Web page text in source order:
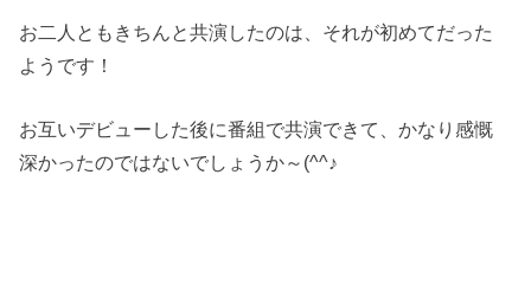
お二人ともきちんと共演したのは、それが初めてだった
ようです！
お互いデビューした後に番組で共演できて、かなり感慨
深かったのではないでしょうか～(^^♪